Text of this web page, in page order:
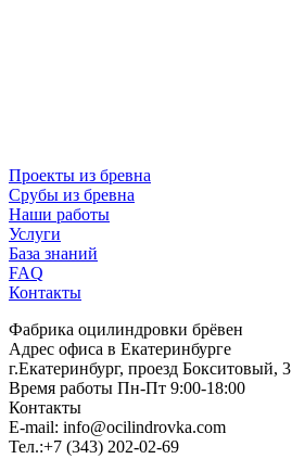
Проекты из бревна
Срубы из бревна
Наши работы
Услуги
База знаний
FAQ
Контакты
Фабрика оцилиндровки брёвен
Адрес офиса в Екатеринбурге
г.Екатеринбург, проезд Бокситовый, 3
Время работы Пн-Пт 9:00-18:00
Контакты
E-mail: info@ocilindrovka.com
Тел.:+7 (343) 202-02-69